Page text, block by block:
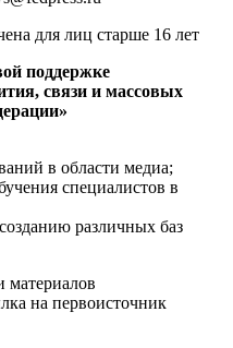
для лиц старше 16 лет
поддержке
связи и массовых
в области медиа;
специалистов в
различных баз
материалов
на первоисточник